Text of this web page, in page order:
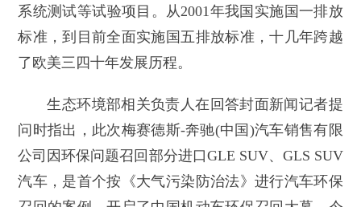
系统测试等试验项目。从2001年我国实施国一排放
标准，到目前全面实施国五排放标准，十几年跨越
了欧美三四十年发展历程。
生态环境部相关负责人在回答封面新闻记者提
问时指出，此次梅赛德斯-奔驰(中国)汽车销售有限
公司因环保问题召回部分进口GLE SUV、GLS SUV
汽车，是首个按《大气污染防治法》进行汽车环保